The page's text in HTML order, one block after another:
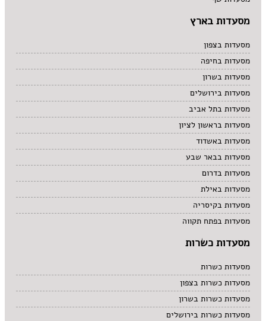
מרוקאי
מתוקים
סיני
סנדוויץ' בר
פאב
מסעדות בארץ
מסעדות בצפון
מסעדות בחיפה
מסעדות בשרון
מסעדות בירושלים
מסעדות בתל אביב
מסעדות בראשון לציון
מסעדות באשדוד
מסעדות בבאר שבע
מסעדות בדרום
מסעדות באילת
מסעדות בקיסריה
מסעדות בפתח תקווה
מסעדות כשרות
מסעדות כשרות
מסעדות כשרות בצפון
מסעדות כשרות בשרון
מסעדות כשרות בירושלים